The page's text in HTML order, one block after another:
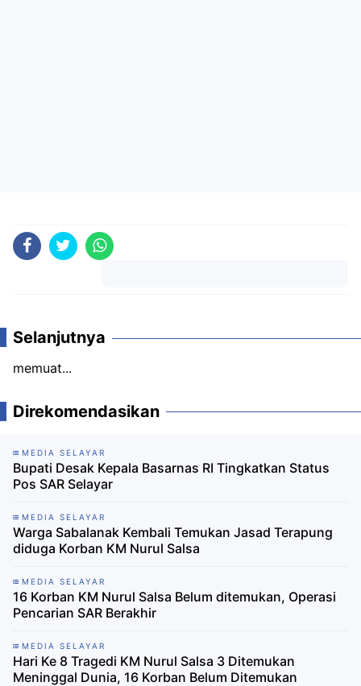
Selanjutnya
memuat...
Direkomendasikan
MEDIA SELAYAR
Bupati Desak Kepala Basarnas RI Tingkatkan Status
Pos SAR Selayar
MEDIA SELAYAR
Warga Sabalanak Kembali Temukan Jasad Terapung
diduga Korban KM Nurul Salsa
MEDIA SELAYAR
16 Korban KM Nurul Salsa Belum ditemukan, Operasi
Pencarian SAR Berakhir
MEDIA SELAYAR
Hari Ke 8 Tragedi KM Nurul Salsa 3 Ditemukan
Meninggal Dunia, 16 Korban Belum Ditemukan